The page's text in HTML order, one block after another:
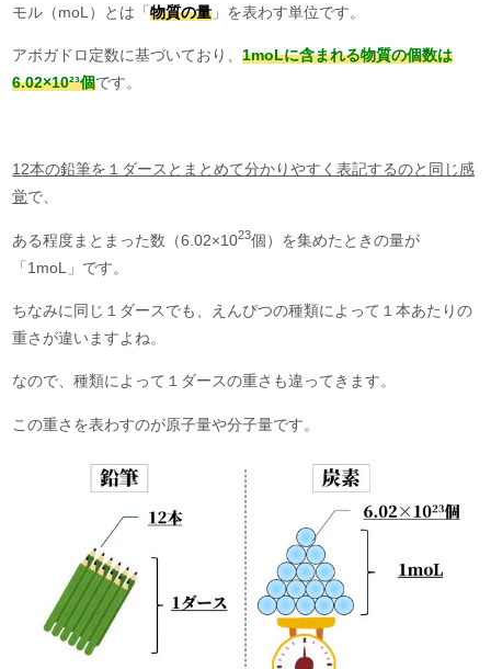
モル（moL）とは「物質の量 」を表わす単位です。
アボガドロ定数に基づいており、1moLに含まれる物質の個数は
6.02×10²³個です。
12本の鉛筆を１ダースとまとめて分かりやすく表記するのと同じ感
覚で、
ある程度まとまった数（6.02×1023個）を集めたときの量が
「1moL」です。
ちなみに同じ１ダースでも、えんぴつの種類によって１本あたりの
重さが違いますよね。
なので、種類によって１ダースの重さも違ってきます。
この重さを表わすのが原子量や分子量です。